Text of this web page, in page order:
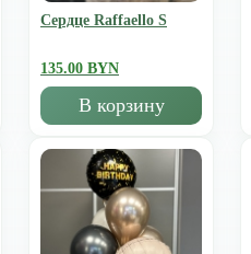
Сердце Raffaello S
135.00 BYN
В корзину